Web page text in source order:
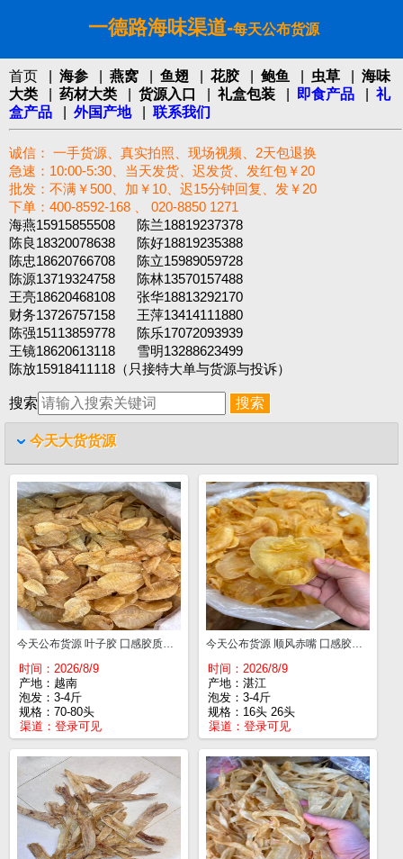
一德路海味渠道-每天公布货源
首页 海参 燕窝 鱼翅 花胶 鲍鱼 虫草
海味
大类
药材大类 货源入口 礼盒包装 即食产品
礼
盒产品
外国产地| 联系我们
诚信： 一手货源、真实拍照、现场视频、2天包退换
急速：10:00-5:30、当天发货、迟发货、发红包￥20
批发：不满￥500、加￥10、迟15分钟回复、发￥20
下单：400-8592-168 、 020-8850 1271‬
海燕15915855508 陈兰18819237378
陈良18320078638 陈好18819235388
陈忠18620766708 陈立15989059728
陈源13719324758 陈林13570157488
王亮18620468108 张华18813292170
财务13726757158 王萍13414111880
陈强15113859778 陈乐17072093939
王镜18620613118 雪明13288623499
陈放15918411118（只接特大单与货源与投诉）
搜索
今天大货货源
今天公布货源 叶子胶 囗感胶质好 大小统货 70-80头¥165
时间：2026/8/9
产地：越南
泡发：3-4斤
规格：70-80头
渠道： 登录可见
今天公布货源 顺风赤嘴 囗感胶质好 16头¥890 26头¥720
时间：2026/8/9
产地：湛江
泡发：3-4斤
规格：16头 26头
渠道：登录可见